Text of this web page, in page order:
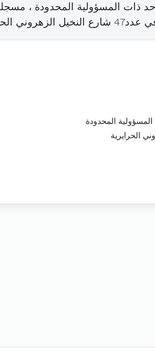
ذات المسؤولية المحدودة ،
الحرايرية (
المحدودة